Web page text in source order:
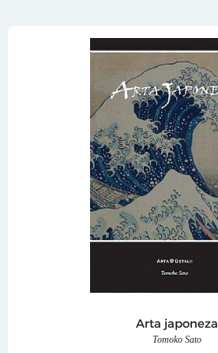
Arta japoneza
Tomoko Sato